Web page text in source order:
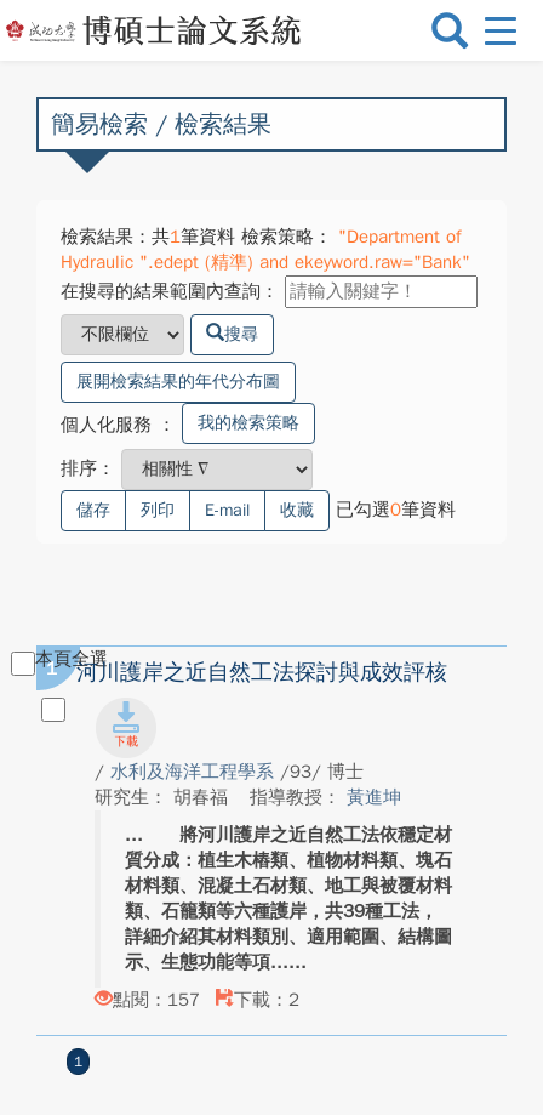
選
換
簡易檢索 / 檢索結果
檢索結果：共1筆資料 檢索策略：
"Department of
Hydraulic ".edept (精準) and ekeyword.raw="Bank"
在搜尋的結果範圍內查詢：
搜尋
展開檢索結果的年代分布圖
個人化服務 ： 我的檢索策略
排序：
儲存 列印 E-mail 收藏 已勾選0筆資料
本頁全選
1 河川護岸之近自然工法探討與成效評核
/ 水利及海洋工程學系 /93/ 博士
研究生： 胡春福
指導教授： 黃進坤
將河川護岸之近自然工法依穩定材
質分成：植生木樁類、植物材料類、塊石
材料類、混凝土石材類、地工與被覆材料
類、石籠類等六種護岸，共39種工法，
詳細介紹其材料類別、適用範圍、結構圖
示、生態功能等項...
點閱：157
下載：2
1